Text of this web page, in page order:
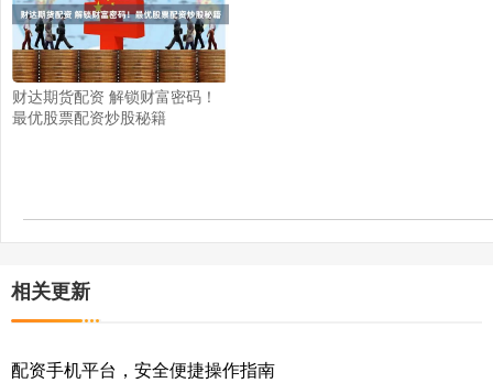
财达期货配资 解锁财富密码！
最优股票配资炒股秘籍
相关更新
配资手机平台，安全便捷操作指南